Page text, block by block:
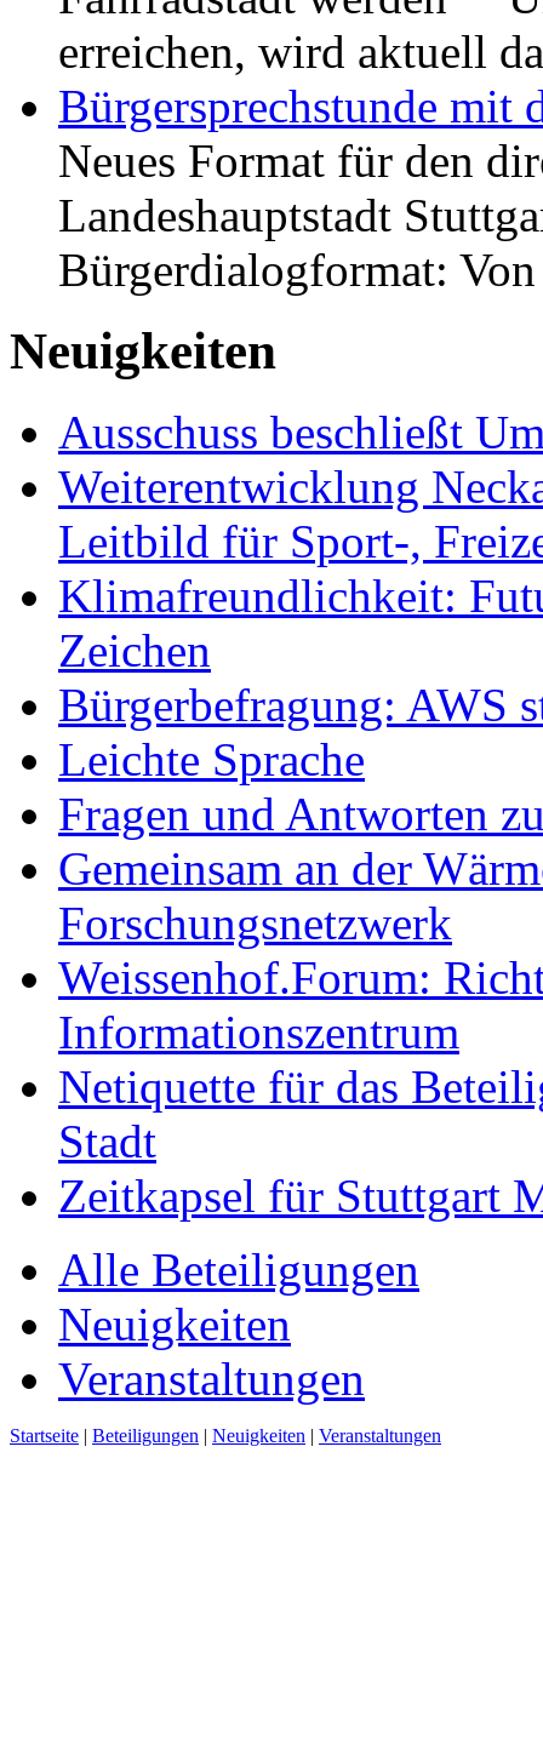
erreichen, wird aktuell
Bürgersprechstunde mit
Neues Format für den
Landeshauptstadt
Bürgerdialogformat:
Neuigkeiten
Ausschuss beschließt
Weiterentwicklung
Leitbild für Sport-,
Klimafreundlichkeit:
Zeichen
Bürgerbefragung: AWS
Leichte Sprache
Fragen und Antworten
Gemeinsam an der
Forschungsnetzwerk
Weissenhof.Forum:
Informationszentrum
Netiquette für das
Stadt
Zeitkapsel für Stuttgart
Alle Beteiligungen
Neuigkeiten
Veranstaltungen
Startseite | Beteiligungen | Neuigkeiten | Veranstaltungen